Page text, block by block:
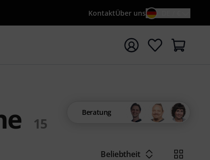
KontaktÜber uns
Suchwort {searchTerm} starten
15
Beratung
Beliebtheit